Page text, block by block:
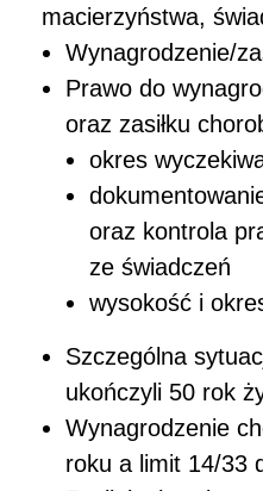
macierzyństwa,
Wynagrodzenie/
Prawo do
oraz zasiłku
okres
oraz kontrola
ze świadczeń
wysokość i
Szczególna
ukończyli 50 rok
Wynagrodzenie
roku a limit 14/33